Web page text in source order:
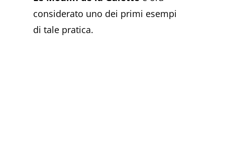
considerato uno dei primi esempi
di tale pratica.